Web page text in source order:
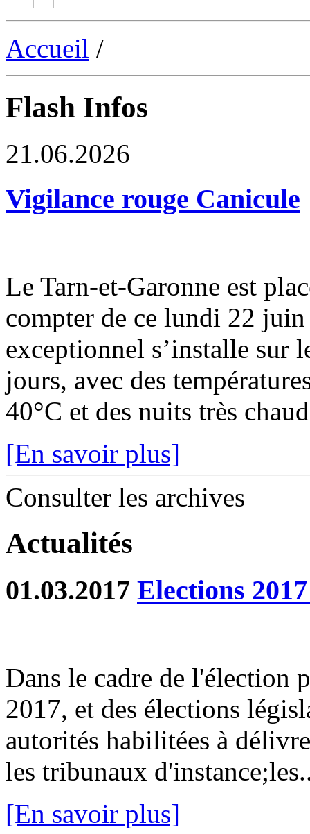
Accueil /
Flash Infos
21.06.2026
Vigilance rouge Canicule
Le Tarn-et-Garonne est
compter de ce lundi 22
exceptionnel s’installe sur
jours, avec des
40°C et des nuits très
[En savoir plus]
Consulter les archives
Actualités
01.03.2017 Elections
Dans le cadre de l'élection
2017, et des élections
autorités habilitées à
les tribunaux
[En savoir plus]